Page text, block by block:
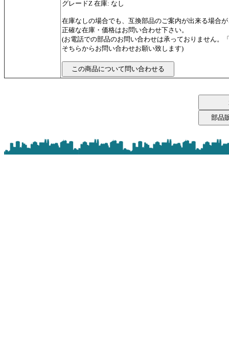
グレードZ 在庫: なし
在庫なしの場合でも、互換部品のご案内が出来る場合
正確な在庫・価格はお問い合わせ下さい。
(お電話での部品のお問い合わせは承っておりません。
そちらからお問い合わせお願い致します)